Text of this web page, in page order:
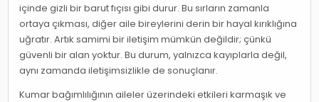
içinde gizli bir barut fıçısı gibi durur. Bu sırların zamanla
ortaya çıkması, diğer aile bireylerini derin bir hayal kırıklığına
uğratır. Artık samimi bir iletişim mümkün değildir; çünkü
güvenli bir alan yoktur. Bu durum, yalnızca kayıplarla değil,
aynı zamanda iletişimsizlikle de sonuçlanır.
Kumar bağımlılığının aileler üzerindeki etkileri karmaşık ve